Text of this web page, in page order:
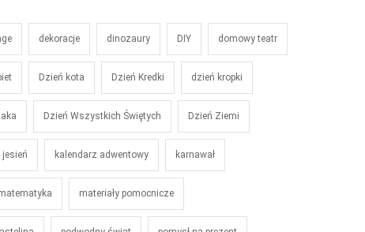
dekoracje dinozaury DIY domowy teatr
Dzień kota Dzień Kredki dzień kropki
Dzień Wszystkich Świętych Dzień Ziemi
jesień kalendarz adwentowy karnawał
materiały pomocnicze